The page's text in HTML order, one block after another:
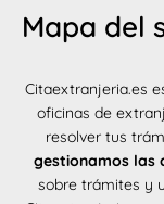
Mapa del
Citaextranjeria.es
oficinas de
resolver tus
gestionamos las
sobre trámites y